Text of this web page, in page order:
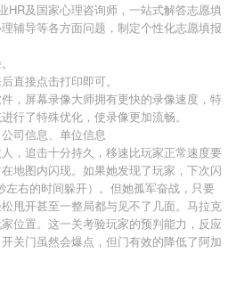
HR及国家心理咨询师，一站式解答志愿填
辅导等各方面问题，制定个性化志愿填报
直接点击打印即可。
，屏幕录像大师拥有更快的录像速度，特
行了特殊优化，使录像更加流畅。
司信息、单位信息
，追击十分持久，移速比玩家正常速度要
地图内闪现。如果她发现了玩家，下次闪
右的时间躲开）。但她孤军奋战，只要
甩开甚至一整局都与见不了几面。马拉克
位置。这一关考验玩家的预判能力，反应
关门虽然会爆点，但门有效的降低了阿加